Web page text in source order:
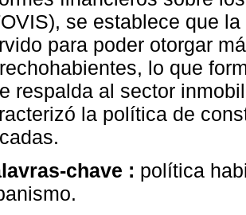
se establece que
para poder otorgar
lo que
respalda al sector
la política de
chave : política